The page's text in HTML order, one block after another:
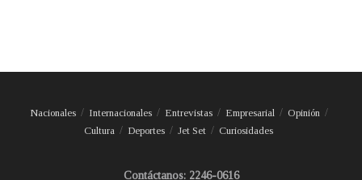
Nacionales Internacionales Entrevistas Empresarial
Opinión
Cultura
Deportes Jet Set Curiosidades
Contáctanos: 2246-0616